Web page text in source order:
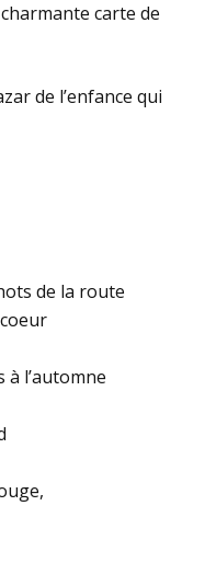
carte de
de l’enfance qui
de la route
l’automne